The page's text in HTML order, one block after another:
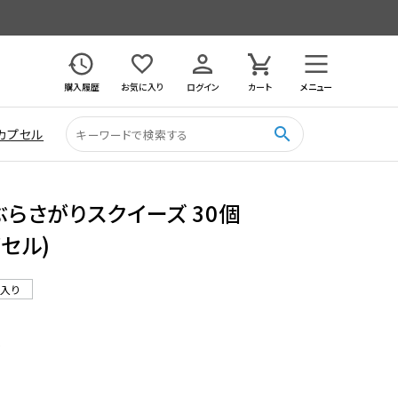
購入履歴 お気に入り ログイン カート メニュー
プセル search
さがりスクイーズ 30個
ル)
り